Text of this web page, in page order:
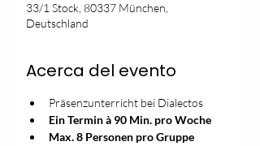
33/1 Stock, 80337 München,
Deutschland
Acerca del evento
Präsenzunterricht bei Dialectos
Ein Termin à 90 Min. pro Woche
Max. 8 Personen pro Gruppe